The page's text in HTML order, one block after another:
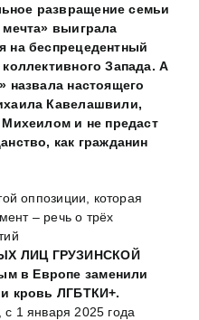
развращение семьи
мечта» выиграла
на беспрецедентный
Запада. А
назвала настоящего
Кавелашвили,
Михеилом и не предаст
как гражданин
оппозиции, которая
– речь о трёх
ЛИЦ ГРУЗИНСКОЙ
в Европе заменили
кровь ЛГБТКИ+.
1 января 2025 года